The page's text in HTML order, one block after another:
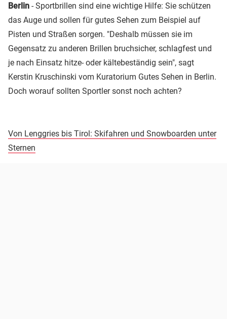
Berlin - Sportbrillen sind eine wichtige Hilfe: Sie schützen
das Auge und sollen für gutes Sehen zum Beispiel auf
Pisten und Straßen sorgen. "Deshalb müssen sie im
Gegensatz zu anderen Brillen bruchsicher, schlagfest und
je nach Einsatz hitze- oder kältebeständig sein", sagt
Kerstin Kruschinski vom Kuratorium Gutes Sehen in Berlin.
Doch worauf sollten Sportler sonst noch achten?
Von Lenggries bis Tirol: Skifahren und Snowboarden unter
Sternen